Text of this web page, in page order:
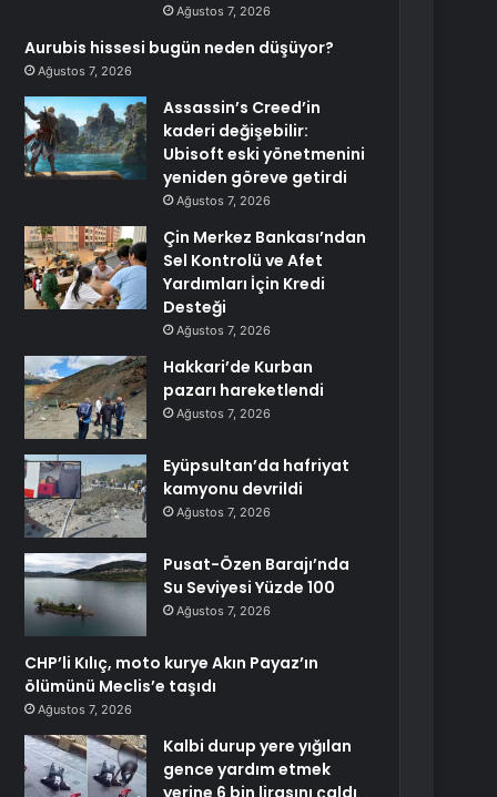
Ağustos 7, 2026
Aurubis hissesi bugün neden düşüyor?
Ağustos 7, 2026
Assassin’s Creed’in
kaderi değişebilir:
Ubisoft eski yönetmenini
yeniden göreve getirdi
Ağustos 7, 2026
Çin Merkez Bankası’ndan
Sel Kontrolü ve Afet
Yardımları İçin Kredi
Desteği
Ağustos 7, 2026
Hakkari’de Kurban
pazarı hareketlendi
Ağustos 7, 2026
Eyüpsultan’da hafriyat
kamyonu devrildi
Ağustos 7, 2026
Pusat-Özen Barajı’nda
Su Seviyesi Yüzde 100
Ağustos 7, 2026
CHP’li Kılıç, moto kurye Akın Payaz’ın
ölümünü Meclis’e taşıdı
Ağustos 7, 2026
Kalbi durup yere yığılan
gence yardım etmek
yerine 6 bin lirasını çaldı